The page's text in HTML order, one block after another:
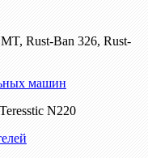
Rust-Ban 326, Rust-
машин
N220